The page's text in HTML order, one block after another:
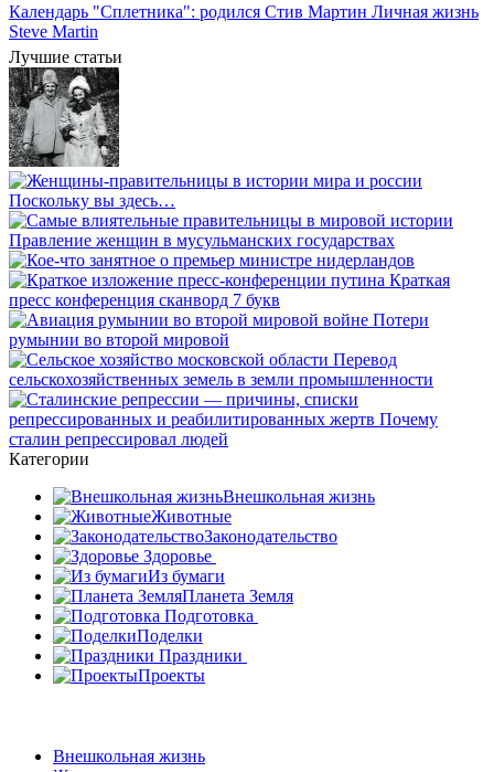
Календарь "Сплетника": родился Стив Мартин Личная жизнь
Steve Martin
Лучшие статьи
Категории
Внешкольная жизнь
Животные
Законодательство
Здоровье
Из бумаги
Планета Земля
Подготовка
Поделки
Праздники
Проекты
Внешкольная жизнь